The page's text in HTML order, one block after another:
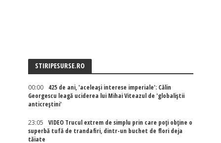
STIRIPESURSE.RO
00:00
425 de ani, 'aceleași interese imperiale': Călin
Georgescu leagă uciderea lui Mihai Viteazul de 'globaliștii
anticreștini'
23:05
VIDEO Trucul extrem de simplu prin care poți obține o
superbă tufă de trandafiri, dintr-un buchet de flori deja
tăiate